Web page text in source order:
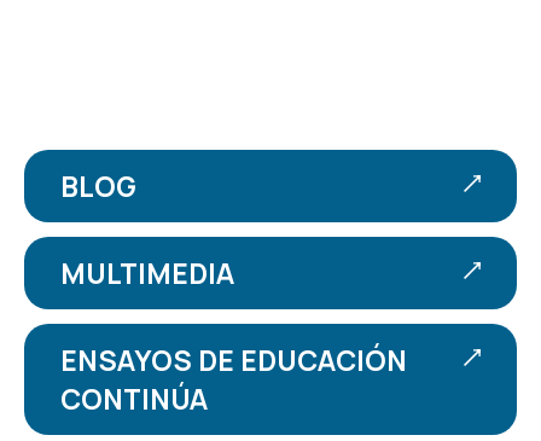
BLOG
MULTIMEDIA
ENSAYOS DE EDUCACIÓN
CONTINÚA